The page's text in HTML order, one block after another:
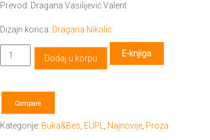
Prevod: Dragana Vasilijević Valent
Dizajn korica: Dragana Nikolić
Pitajte
Dodaj u korpu E-knjiga
Compare
Kategorije: Buka&Bes EUPL Najnovije Proza